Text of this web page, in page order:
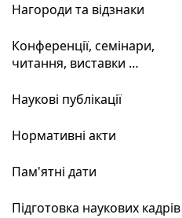
Нагороди та відзнаки
Конференції, семінари,
читання, виставки …
Наукові публікації
Нормативні акти
Пам'ятні дати
Підготовка наукових кадрів